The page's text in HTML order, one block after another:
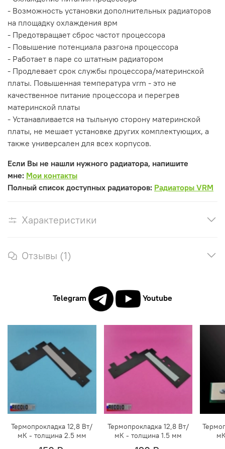
- Возможность установки дополнительных радиаторов
на площадку охлаждения врм
- Предотвращает сброс частот процессора
- Повышение потенциала разгона процессора
- Работает в паре со штатным радиатором
- Продлевает срок службы процессора/материнской
платы. Повышенная температура vrm - это не
качественное питание процессора и перегрев
материнской платы
- Устанавливается на тыльную сторону материнской
платы, не мешает установке других комплектующих, а
также универсален для всех корпусов.
Если Вы не нашли нужного радиатора, напишите
мне: Мои контакты
Полный список доступных радиаторов: Радиаторы VRM
Характеристики
Отзывы (1)
Telegram Youtube
Термопрокладка 12,8 Вт/
мК - толщина 2.5 мм
Термопрокладка 12,8 Вт/
мК - толщина 1.5 мм